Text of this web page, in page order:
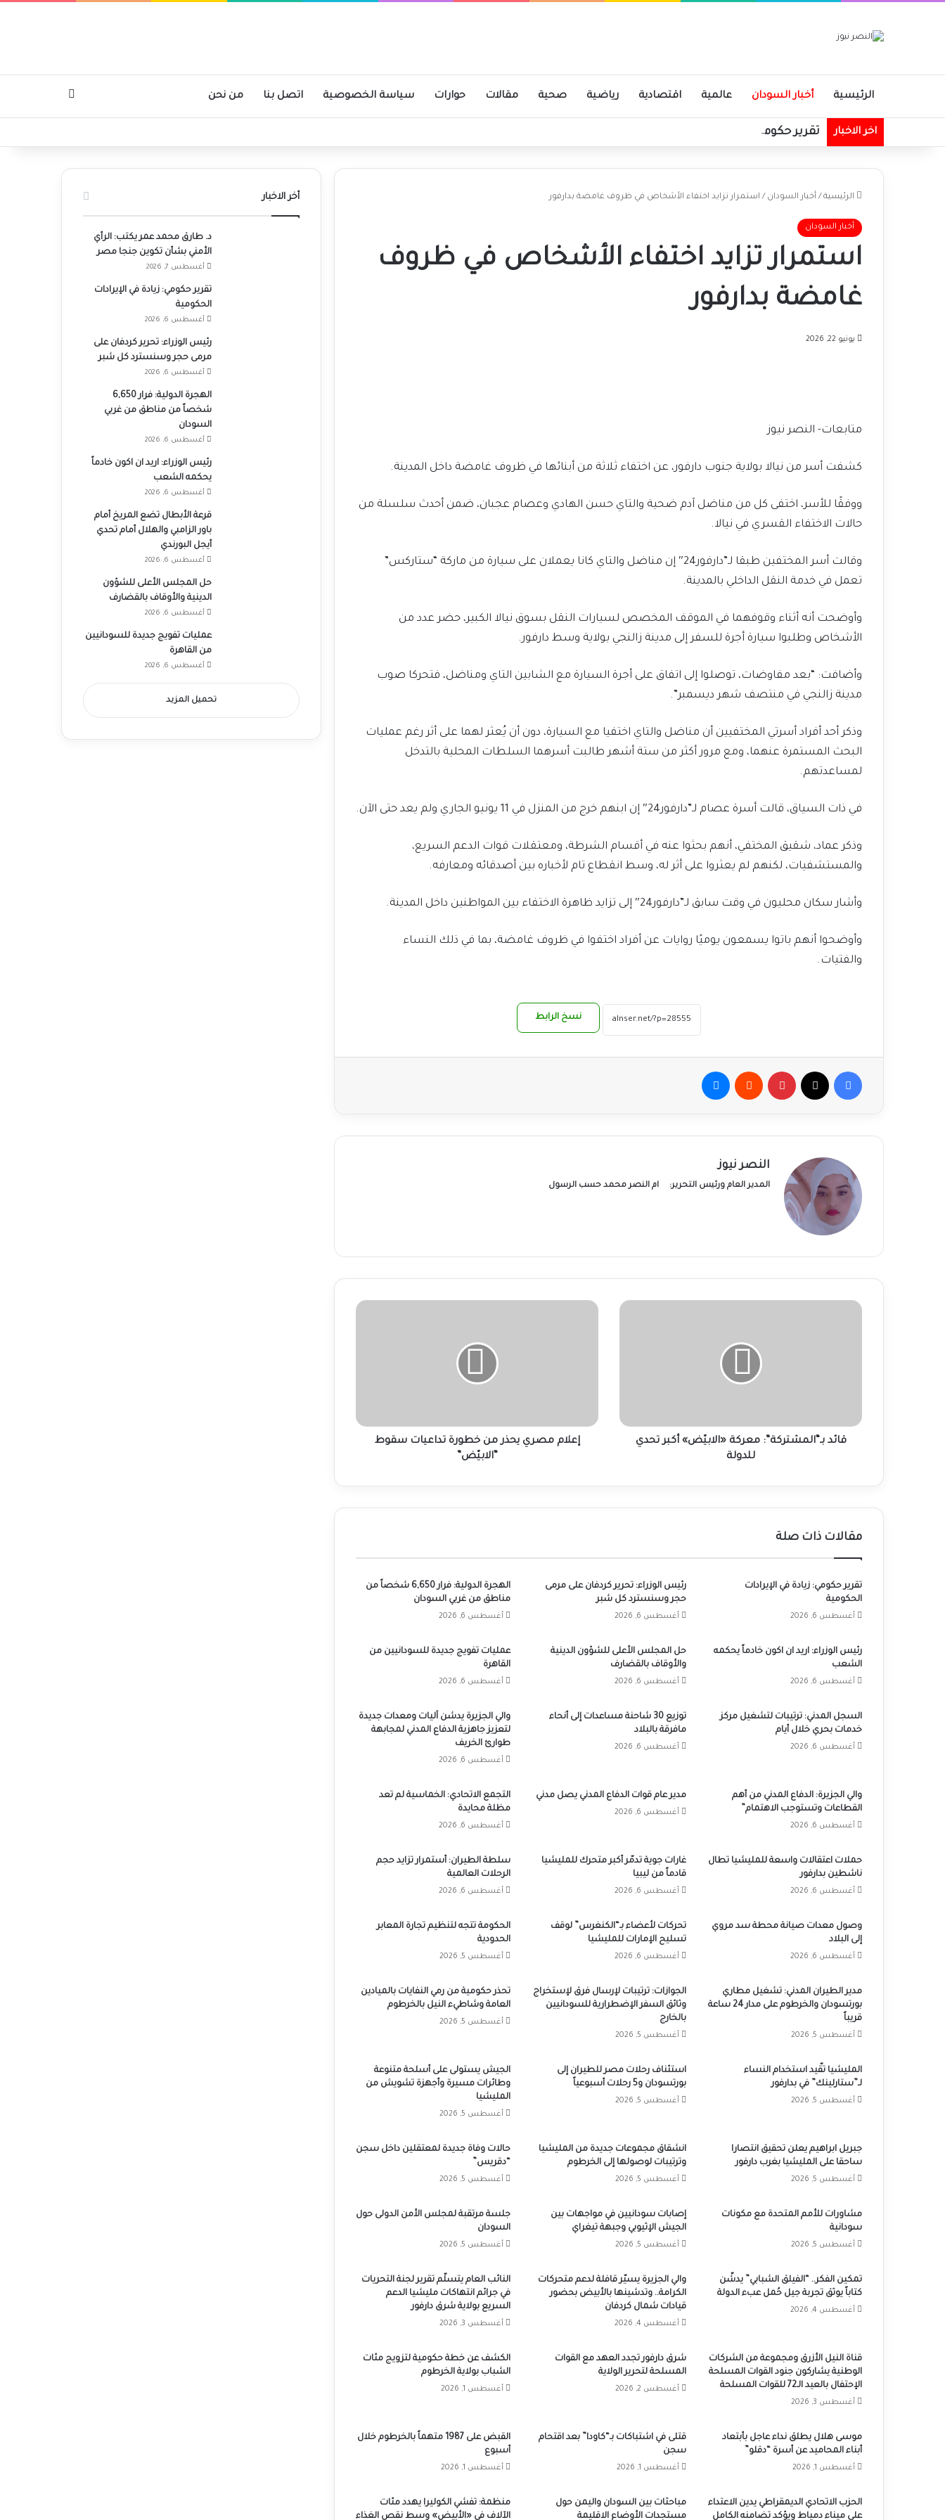
الرئيسية أخبار السودان عالمية اقتصادية رياضية صحية مقالات حوارات سياسة الخصوصية اتصل بنا من نحن
اخر الاخبار تقرير حكومي: زيادة في الإيرادات الحكومية
الرئيسية / أخبار السودان / استمرار تزايد اختفاء الأشخاص في ظروف غامضة بدارفور
أخبار السودان
استمرار تزايد اختفاء الأشخاص في ظروف
غامضة بدارفور
يونيو 22, 2026
متابعات- النصر نيوز
كشفت أسر من نيالا بولاية جنوب دارفور، عن اختفاء ثلاثة من أبنائها في ظروف غامضة داخل المدينة.
ووفقًا للأسر، اختفى كل من مناضل آدم ضحية والتاي حسن الهادي وعصام عجبان، ضمن أحدث سلسلة من
حالات الاختفاء القسري في نيالا.
وقالت أسر المختفين طبقا لـ”دارفور24″ إن مناضل والتاي كانا يعملان على سيارة من ماركة “ستاركس”
تعمل في خدمة النقل الداخلي بالمدينة.
وأوضحت أنه أثناء وقوفهما في الموقف المخصص لسيارات النقل بسوق نيالا الكبير، حضر عدد من
الأشخاص وطلبوا سيارة أجرة للسفر إلى مدينة زالنجي بولاية وسط دارفور.
وأضافت: “بعد مفاوضات، توصلوا إلى اتفاق على أجرة السيارة مع الشابين التاي ومناضل، فتحركا صوب
مدينة زالنجي في منتصف شهر ديسمبر”.
وذكر أحد أفراد أسرتي المختفيين أن مناضل والتاي اختفيا مع السيارة، دون أن يُعثر لهما على أثر رغم عمليات
البحث المستمرة عنهما، ومع مرور أكثر من ستة أشهر طالبت أسرهما السلطات المحلية بالتدخل
لمساعدتهم.
في ذات السياق، قالت أسرة عصام لـ”دارفور24″ إن ابنهم خرج من المنزل في 11 يونيو الجاري ولم يعد حتى الآن.
وذكر عماد، شقيق المختفي، أنهم بحثوا عنه في أقسام الشرطة، ومعتقلات قوات الدعم السريع،
والمستشفيات، لكنهم لم يعثروا على أثر له، وسط انقطاع تام لأخباره بين أصدقائه ومعارفه.
وأشار سكان محليون في وقت سابق لـ”دارفور24″ إلى تزايد ظاهرة الاختفاء بين المواطنين داخل المدينة.
وأوضحوا أنهم باتوا يسمعون يوميًا روايات عن أفراد اختفوا في ظروف غامضة، بما في ذلك النساء
والفتيات.
نسخ الرابط
فيسبوك بينتيريست
النصر نيوز
المدير العام ورئيس التحرير: ام النصر محمد حسب الرسول
قائد
قائد بـ“المشتركة”: معركة «الابيّض» أكبر تحدي
للدولة
إعلام
إعلام مصري يحذر من خطورة تداعيات سقوط
“الابيّض”
مقالات ذات صلة
تقرير حكومي: زيادة في الإيرادات
الحكومية
أغسطس 6, 2026
رئيس الوزراء: تحرير كردفان على مرمى
حجر وسنسترد كل شبر
أغسطس 6, 2026
الهجرة الدولية: فرار 6,650 شخصاً من
مناطق من غربي السودان
أغسطس 6, 2026
رئيس الوزراء: اريد ان اكون خادماً يحكمه
الشعب
أغسطس 6, 2026
حل المجلس الأعلى للشؤون الدينية
والأوقاف بالقضارف
أغسطس 6, 2026
عمليات تفويج جديدة للسودانيين من
القاهرة
أغسطس 6, 2026
السجل المدني: ترتيبات لتشغيل مركز
خدمات بحري خلال أيام
أغسطس 6, 2026
توزيع 30 شاحنة مساعدات إلى أنحاء
مافرقة بالبلاد
أغسطس 6, 2026
والي الجزيرة يدشن آليات ومعدات جديدة
لتعزيز جاهزية الدفاع المدني لمجابهة
طوارئ الخريف
أغسطس 6, 2026
والي الجزيرة: الدفاع المدني من أهم
القطاعات وتستوجب الاهتمام”
أغسطس 6, 2026
مدير عام قوات الدفاع المدني يصل مدني
أغسطس 6, 2026
التجمع الاتحادي: الخماسية لم تعد
مظلة محايدة
أغسطس 6, 2026
حملات اعتقالات واسعة للمليشيا تطال
ناشطين بدارفور
أغسطس 6, 2026
غارات جوية تدمّر أكبر متحرك للمليشيا
قادماً من ليبيا
أغسطس 6, 2026
سلطة الطيران: أستمرار تزايد حجم
الرحلات العالمية
أغسطس 6, 2026
وصول معدات صيانة محطة سد مروي
إلى البلاد
أغسطس 6, 2026
تحركات لأعضاء بـ“الكنغرس” لوقف
تسليح الإمارات للمليشيا
أغسطس 6, 2026
الحكومة تتجه لتنظيم تجارة المعابر
الحدودية
أغسطس 5, 2026
مدير الطيران المدني: تشغيل مطاري
بورتسودان والخرطوم على مدار 24 ساعة
قريباً
أغسطس 5, 2026
الجوازات: ترتيبات لإرسال فرق لإستخراج
وثائق السفر الإضطرارية للسودانيين
بالخارج
أغسطس 5, 2026
تحذر حكومية من رمي النفايات بالميادين
العامة وشاطيء النيل بالخرطوم
أغسطس 5, 2026
المليشيا تقّيد استخدام النساء
لـ”ستارلينك” في بدارفور
أغسطس 5, 2026
استئناف رحلات مصر للطيران إلى
بورتسودان و5 رحلات أسبوعياً
أغسطس 5, 2026
الجيش يستولى على أسلحة متنوعة
وطائرات مسيرة وأجهزة تشويش من
المليشيا
أغسطس 5, 2026
جبريل ابراهيم يعلن تحقيق انتصارا
ساحقا على المليشيا بغرب دارفور
أغسطس 5, 2026
انشقاق مجموعات جديدة من المليشيا
وترتيبات لوصولها إلى الخرطوم
أغسطس 5, 2026
حالات وفاة جديدة لمعتقلين داخل سجن
“دقريس”
أغسطس 5, 2026
مشاورات للأمم المتحدة مع مكونات
سودانية
أغسطس 5, 2026
إصابات سودانيين في مواجهات بين
الجيش الإثيوبي وجبهة تيغراي
أغسطس 5, 2026
جلسة مرتقبة لمجلس الأمن الدولى حول
السودان
أغسطس 5, 2026
تمكين الفكر.. “الفيلق الشبابي” يدشّن
كتاباً يوثق تجربة جيل حُمل عبء الدولة
أغسطس 4, 2026
والي الجزيرة يسيّر قافلة لدعم متحركات
الكرامة.. وتدشينها بالأبيض بحضور
قيادات شمال كردفان
أغسطس 4, 2026
النائب العام يتسلّم تقرير لجنة التحريات
في جرائم انتهاكات مليشيا الدعم
السريع بولاية شرق دارفور
أغسطس 3, 2026
قناة النيل الأزرق ومجموعة من الشركات
الوطنية يشاركون جنود القوات المسلحة
الإحتفال بالعيد الـ72 للقوات المسلحة
أغسطس 3, 2026
شرق دارفور تجدد العهد مع القوات
المسلحة لتحرير الولاية
أغسطس 2, 2026
الكشف عن خطة حكومية لتزويج مئات
الشباب بولاية الخرطوم
أغسطس 1, 2026
موسى هلال يطلق نداء عاجل بأبتعاد
أبناء المحاميد عن أسرة “دقلو”
أغسطس 1, 2026
قتلى في اشتباكات بـ“كاودا” بعد اقتحام
سجن
أغسطس 1, 2026
القبض على 1987 متهماً بالخرطوم خلال
أسبوع
أغسطس 1, 2026
الحزب الاتحادي الديمقراطي يدين الاعتداء
على ميناء دمياط ويؤكد تضامنه الكامل
مباحثات بين السودان واليمن حول
مستجدات الأوضاع الاقليمة
منظمة: تفشي الكوليرا يهدد مئات
الآلاف في «الأبيض» وسط نقص الغذاء
أخر الاخبار
د. طارق محمد عمر يكتب: الرأي
الأمني بشأن تكوين جنجا مصر
أغسطس 7, 2026
تقرير حكومي: زيادة في الإيرادات
الحكومية
أغسطس 6, 2026
رئيس الوزراء: تحرير كردفان على
مرمى حجر وسنسترد كل شبر
أغسطس 6, 2026
الهجرة الدولية: فرار 6,650
شخصاً من مناطق من غربي
السودان
أغسطس 6, 2026
رئيس الوزراء: اريد ان اكون خادماً
يحكمه الشعب
أغسطس 6, 2026
قرعة الأبطال تضع المريخ أمام
باور الزامبي والهلال أمام تحدي
أيجل البورندي
أغسطس 6, 2026
حل المجلس الأعلى للشؤون
الدينية والأوقاف بالقضارف
أغسطس 6, 2026
عمليات تفويج جديدة للسودانيين
من القاهرة
أغسطس 6, 2026
تحميل المزيد